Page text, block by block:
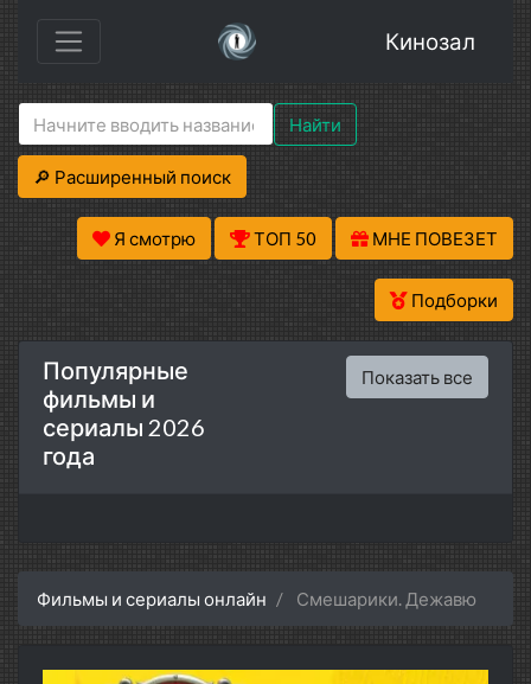
Кинозал
Найти
🔎 Расширенный поиск
Я смотрю ТОП 50 МНЕ ПОВЕЗЕТ
Подборки
Популярные
фильмы и
сериалы 2026
года
Показать все
Фильмы и сериалы онлайн Смешарики. Дежавю